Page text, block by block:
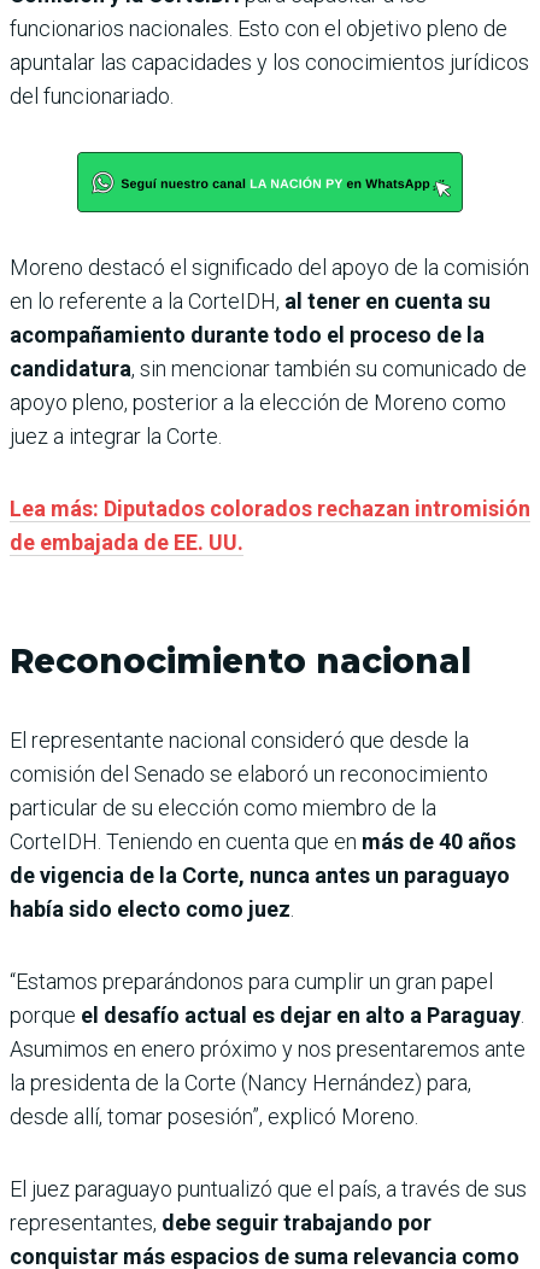
funcionarios nacionales. Esto con el objetivo pleno de
apuntalar las capacidades y los conocimientos jurídicos
del funcionariado.
Moreno destacó el significado del apoyo de la comisión
en lo referente a la CorteIDH, al tener en cuenta su
acompañamiento durante todo el proceso de la
candidatura, sin mencionar también su comunicado de
apoyo pleno, posterior a la elección de Moreno como
juez a integrar la Corte.
Lea más: Diputados colorados rechazan intromisión
de embajada de EE. UU.
Reconocimiento nacional
El representante nacional consideró que desde la
comisión del Senado se elaboró un reconocimiento
particular de su elección como miembro de la
CorteIDH. Teniendo en cuenta que en más de 40 años
de vigencia de la Corte, nunca antes un paraguayo
había sido electo como juez
“Estamos preparándonos para cumplir un gran papel
porque el desafío actual es dejar en alto a Paraguay
Asumimos en enero próximo y nos presentaremos ante
la presidenta de la Corte (Nancy Hernández) para,
desde allí, tomar posesión”, explicó Moreno.
El juez paraguayo puntualizó que el país, a través de sus
representantes, debe seguir trabajando por
conquistar más espacios de suma relevancia como